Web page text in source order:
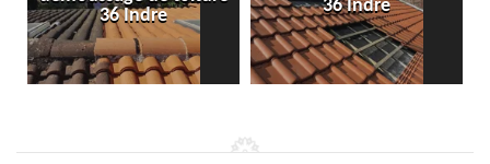
36 Indre
36 Indre